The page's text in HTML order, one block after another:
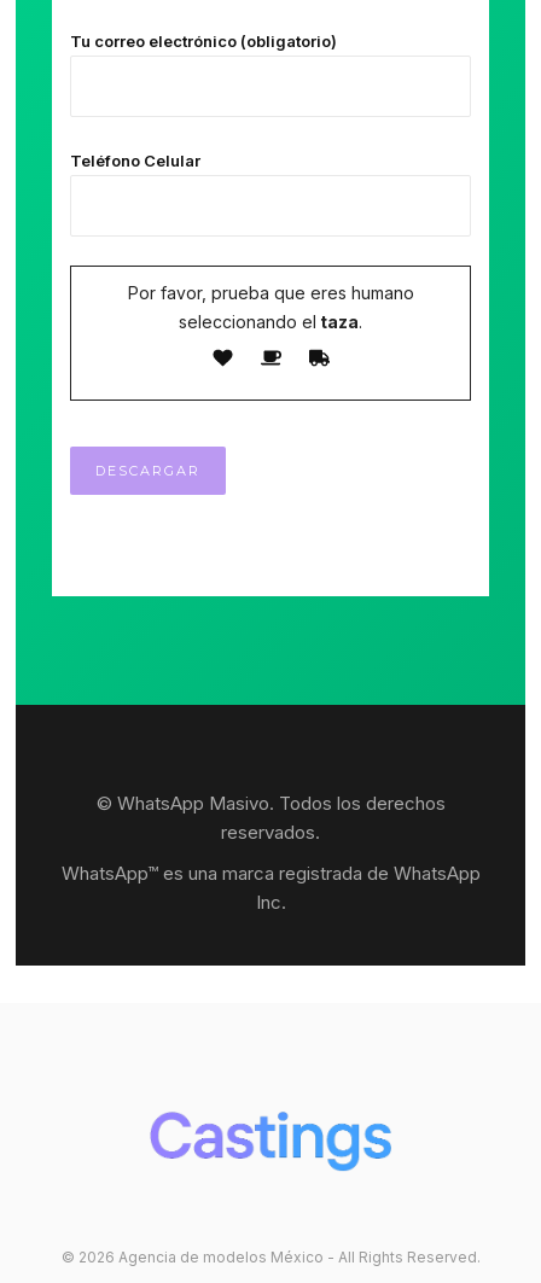
Tu correo electrónico (obligatorio)
Teléfono Celular
Por favor, prueba que eres humano
seleccionando el taza.
© WhatsApp Masivo. Todos los derechos
reservados.
WhatsApp™ es una marca registrada de WhatsApp
Inc.
© 2026 Agencia de modelos México - All Rights Reserved.